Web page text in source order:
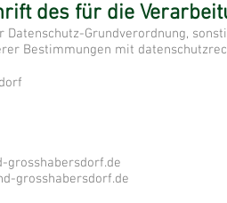
des für die
Grundverordnung,
Bestimmungen mit
grosshabersdorf.de
grosshabersdorf.de